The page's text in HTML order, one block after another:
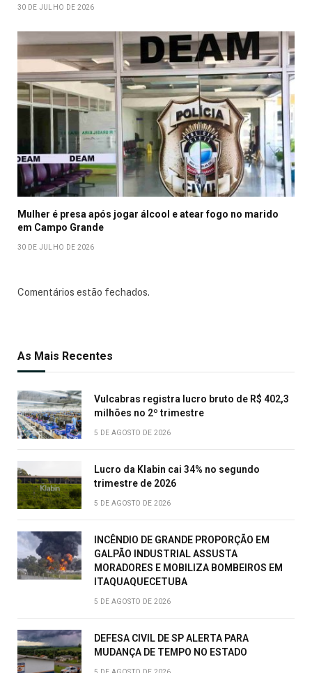
30 DE JULHO DE 2026
Mulher é presa após jogar álcool e atear fogo no marido
em Campo Grande
30 DE JULHO DE 2026
Comentários estão fechados.
As Mais Recentes
Vulcabras registra lucro bruto de R$ 402,3
milhões no 2º trimestre
5 DE AGOSTO DE 2026
Lucro da Klabin cai 34% no segundo
trimestre de 2026
5 DE AGOSTO DE 2026
INCÊNDIO DE GRANDE PROPORÇÃO EM
GALPÃO INDUSTRIAL ASSUSTA
MORADORES E MOBILIZA BOMBEIROS EM
ITAQUAQUECETUBA
5 DE AGOSTO DE 2026
DEFESA CIVIL DE SP ALERTA PARA
MUDANÇA DE TEMPO NO ESTADO